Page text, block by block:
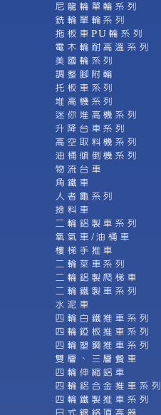
尼龍輪單輪系列
銑輪單輪系列
拖板車PU輪系列
電木輪耐高溫系列
美國輪系列
調整腳附輪
托板車系列
堆高機系列
迷你堆高機系列
升降台車系列
高空取料機系列
油桶傾倒機系列
物流台車
角鐵車
人者龜系列
撿料車
二輪鋁製車系列
氧氣車/油桶車
樓梯手推車
二輪菜車系列
二輪鋁製爬梯車
二輪鐵製車系列
水泥車
四輪白鐵推車系列
四輪錏板推車系列
四輪塑鋼推車系列
雙層、三層餐車
四輪伸縮鋁車
四輪鋁合金推車系列
四輪鐵製推車系列